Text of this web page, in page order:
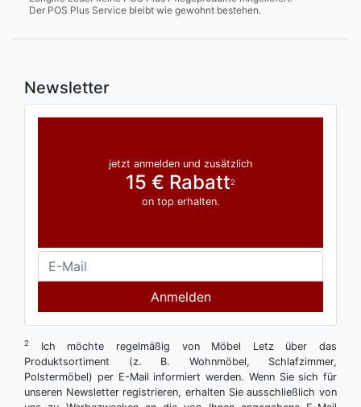
Der POS Plus Service bleibt wie gewohnt bestehen.
Newsletter
jetzt anmelden und zusätzlich
15 € Rabatt2
on top erhalten.
Anmelden
2
Ich möchte regelmäßig von Möbel Letz über das
Produktsortiment (z. B. Wohnmöbel, Schlafzimmer,
Polstermöbel) per E-Mail informiert werden. Wenn Sie sich für
unseren Newsletter registrieren, erhalten Sie ausschließlich von